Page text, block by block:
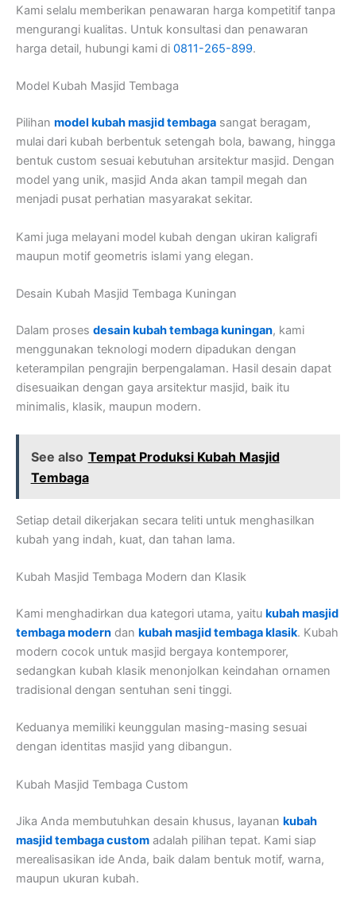
Kami selalu memberikan penawaran harga kompetitif tanpa
mengurangi kualitas. Untuk konsultasi dan penawaran
harga detail, hubungi kami di 0811-265-899.
Model Kubah Masjid Tembaga
Pilihan model kubah masjid tembaga sangat beragam,
mulai dari kubah berbentuk setengah bola, bawang, hingga
bentuk custom sesuai kebutuhan arsitektur masjid. Dengan
model yang unik, masjid Anda akan tampil megah dan
menjadi pusat perhatian masyarakat sekitar.
Kami juga melayani model kubah dengan ukiran kaligrafi
maupun motif geometris islami yang elegan.
Desain Kubah Masjid Tembaga Kuningan
Dalam proses desain kubah tembaga kuningan, kami
menggunakan teknologi modern dipadukan dengan
keterampilan pengrajin berpengalaman. Hasil desain dapat
disesuaikan dengan gaya arsitektur masjid, baik itu
minimalis, klasik, maupun modern.
See also Tempat Produksi Kubah Masjid
Tembaga
Setiap detail dikerjakan secara teliti untuk menghasilkan
kubah yang indah, kuat, dan tahan lama.
Kubah Masjid Tembaga Modern dan Klasik
Kami menghadirkan dua kategori utama, yaitu kubah masjid
tembaga modern dan kubah masjid tembaga klasik. Kubah
modern cocok untuk masjid bergaya kontemporer,
sedangkan kubah klasik menonjolkan keindahan ornamen
tradisional dengan sentuhan seni tinggi.
Keduanya memiliki keunggulan masing-masing sesuai
dengan identitas masjid yang dibangun.
Kubah Masjid Tembaga Custom
Jika Anda membutuhkan desain khusus, layanan kubah
masjid tembaga custom adalah pilihan tepat. Kami siap
merealisasikan ide Anda, baik dalam bentuk motif, warna,
maupun ukuran kubah.